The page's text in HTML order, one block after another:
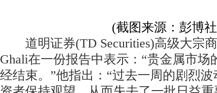
(截图来源：彭博
道明证券(TD Securities)高级大宗商
Ghali在一份报告中表示：“贵金属市场
经结束。”他指出：“过去一周的剧烈